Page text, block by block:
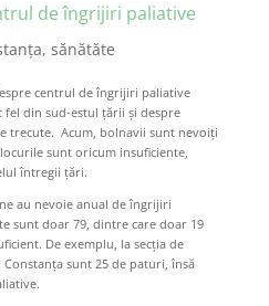
de îngrijiri paliative
, sănătăte
centrul de îngrijiri paliative
fel din sud-estul țării și despre
trecute. Acum, bolnavii sunt nevoiți
sunt oricum insuficiente,
întregii țări.
au nevoie anual de îngrijiri
sunt doar 79, dintre care doar 19
De exemplu, la secția de
sunt 25 de paturi, însă